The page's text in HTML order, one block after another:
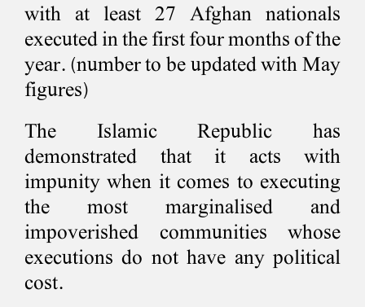
with at least 27 Afghan nationals
executed in the first four months of the
year. (number to be updated with May
figures)
The Islamic Republic has
demonstrated that it acts with
impunity when it comes to executing
the most marginalised and
impoverished communities whose
executions do not have any political
cost.